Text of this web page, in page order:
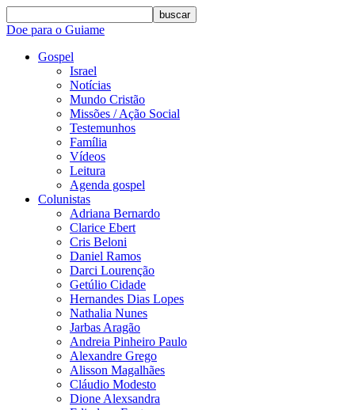
buscar
Doe para o Guiame
Gospel
Israel
Notícias
Mundo Cristão
Missões / Ação Social
Testemunhos
Família
Vídeos
Leitura
Agenda gospel
Colunistas
Adriana Bernardo
Clarice Ebert
Cris Beloni
Daniel Ramos
Darci Lourenção
Getúlio Cidade
Hernandes Dias Lopes
Nathalia Nunes
Jarbas Aragão
Andreia Pinheiro Paulo
Alexandre Grego
Alisson Magalhães
Cláudio Modesto
Dione Alexsandra